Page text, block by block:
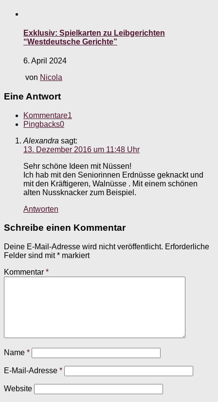
Exklusiv: Spielkarten zu Leibgerichten
“Westdeutsche Gerichte”
6. April 2024
von Nicola
Eine Antwort
Kommentare1
Pingbacks0
Alexandra sagt:
13. Dezember 2016 um 11:48 Uhr
Sehr schöne Ideen mit Nüssen!
Ich hab mit den Seniorinnen Erdnüsse geknackt und
mit den Kräftigeren, Walnüsse . Mit einem schönen
alten Nussknacker zum Beispiel.
Antworten
Schreibe einen Kommentar
Deine E-Mail-Adresse wird nicht veröffentlicht. Erforderliche
Felder sind mit* markiert
Kommentar *
Name *
E-Mail-Adresse *
Website